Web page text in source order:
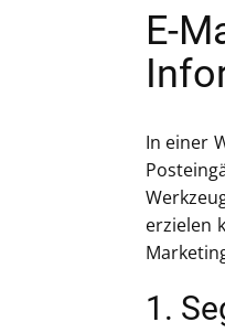
E-
In einer
erzielen
1.